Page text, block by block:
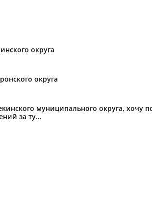
округа
округа
муниципального округа, хочу
за ту...